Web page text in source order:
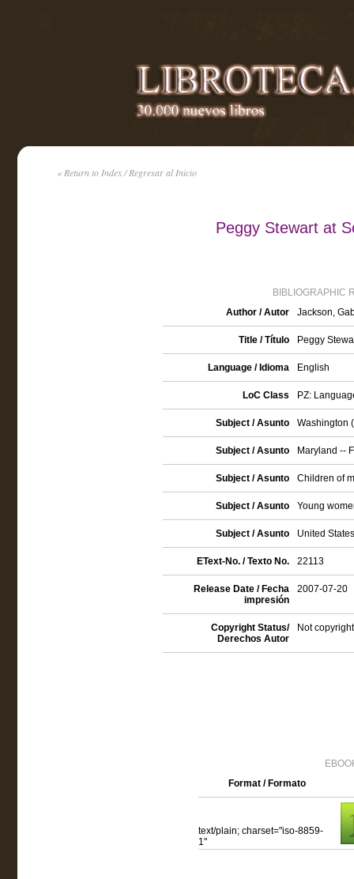
« Return to Index / Regresar al Inicio
Peggy Stewart at
BIBLIOGRAPHIC
Author / Autor
Jackson,
Title / Título Peggy
Language / Idioma English
LoC Class PZ:
Subject / Asunto Washington
Subject / Asunto Maryland --
Subject / Asunto Children of
Subject / Asunto Young
Subject / Asunto United
EText-No. / Texto No. 22113
Release Date / Fecha
impresión
2007-07-20
Copyright Status/
Derechos Autor
Not
Format / Formato
text/plain; charset="iso-8859-
1"